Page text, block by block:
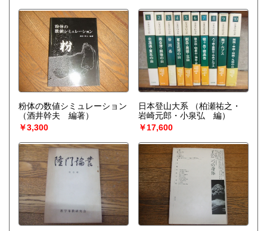
粉体の数値シミュレーション
（酒井幹夫 編著）
￥3,300
日本登山大系
（柏瀬祐之・
岩崎元郎・小泉弘 編）
￥17,600